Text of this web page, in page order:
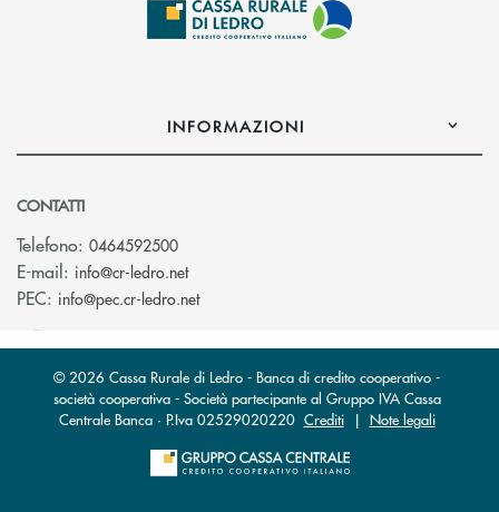
INFORMAZIONI
CONTATTI
Telefono: 0464592500
E-mail: info@cr-ledro.net(si apre l’app di posta elettronica)
PEC: info@pec.cr-ledro.net(si apre l’app di posta elettronica)
© 2026 Cassa Rurale di Ledro - Banca di credito cooperativo -
società cooperativa - Società partecipante al Gruppo IVA Cassa
Centrale Banca · P.Iva 02529020220 Crediti| Note legali